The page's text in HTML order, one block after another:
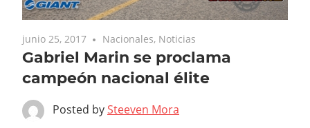
junio 25, 2017 Nacionales, Noticias
Gabriel Marin se proclama
campeón nacional élite
Posted bySteeven Mora